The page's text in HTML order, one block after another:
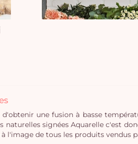
une fusion à basse
signées Aquarelle c'est
l'image de tous les produits vendus